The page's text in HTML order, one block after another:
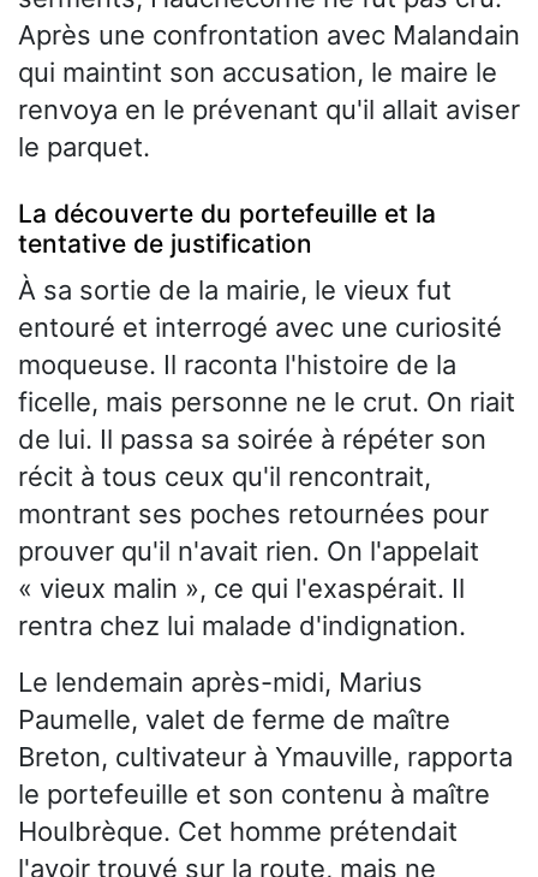
Après une confrontation avec Malandain
qui maintint son accusation, le maire le
renvoya en le prévenant qu'il allait aviser
le parquet.
La découverte du portefeuille et la
tentative de justification
À sa sortie de la mairie, le vieux fut
entouré et interrogé avec une curiosité
moqueuse. Il raconta l'histoire de la
ficelle, mais personne ne le crut. On riait
de lui. Il passa sa soirée à répéter son
récit à tous ceux qu'il rencontrait,
montrant ses poches retournées pour
prouver qu'il n'avait rien. On l'appelait
« vieux malin », ce qui l'exaspérait. Il
rentra chez lui malade d'indignation.
Le lendemain après-midi, Marius
Paumelle, valet de ferme de maître
Breton, cultivateur à Ymauville, rapporta
le portefeuille et son contenu à maître
Houlbrèque. Cet homme prétendait
l'avoir trouvé sur la route, mais ne